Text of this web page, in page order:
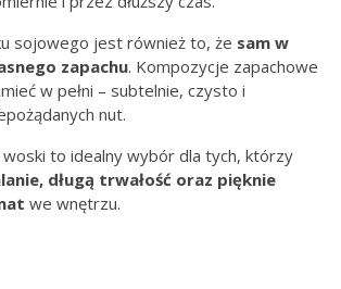
sojowego jest również to, że sam w
zapachu. Kompozycje zapachowe
w pełni – subtelnie, czysto i
nut.
woski to idealny wybór dla tych, którzy
długą trwałość oraz pięknie
we wnętrzu.